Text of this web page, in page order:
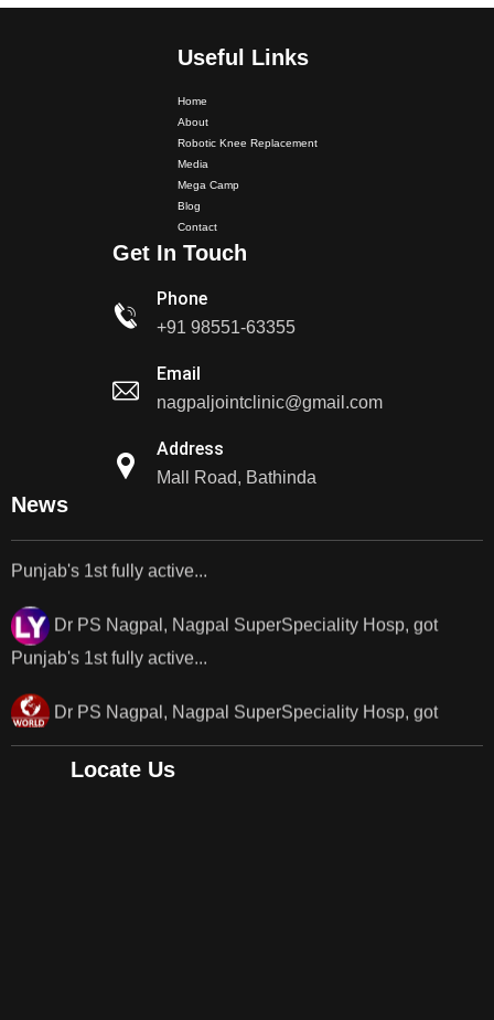
Useful Links
Home
About
Robotic Knee Replacement
Media
Mega Camp
Blog
Contact
Get In Touch
Phone
+91 98551-63355
Email
nagpaljointclinic@gmail.com
Address
Mall Road, Bathinda
News
Dr. PS Nagpal Launched Punjab's 1st Fully Active..
Dr PS Nagpal, Nagpal SuperSpeciality Hospital, got...
Dr PS Nagpal, Nagpal Super Speciality Hospital, got
Dr PS Nagpal, Nagpal Super Speciality Hospital, got
Punjab's 1st fully active joint replacement..
Dr PS Nagpal, Nagpal SuperSpeciality Hosp, got
Dr PS Nagpal, Nagpal SuperSpeciality Hosp, got
Punjab's 1st fully active...
Dr PS Nagpal, Nagpal SuperSpeciality Hosp, got
Punjab's..
Locate Us